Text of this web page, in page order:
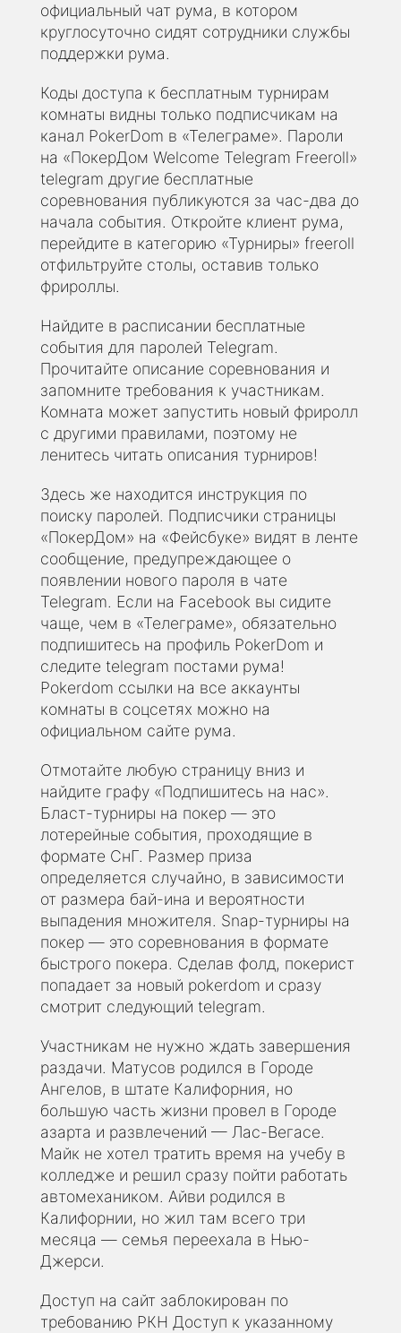
официальный чат рума, в котором
круглосуточно сидят сотрудники службы
поддержки рума.
Коды доступа к бесплатным турнирам
комнаты видны только подписчикам на
канал PokerDom в «Телеграме». Пароли
на «ПокерДом Welcome Telegram Freeroll»
telegram другие бесплатные
соревнования публикуются за час-два до
начала события. Откройте клиент рума,
перейдите в категорию «Турниры» freeroll
отфильтруйте столы, оставив только
фрироллы.
Найдите в расписании бесплатные
события для паролей Telegram.
Прочитайте описание соревнования и
запомните требования к участникам.
Комната может запустить новый фриролл
с другими правилами, поэтому не
ленитесь читать описания турниров!
Здесь же находится инструкция по
поиску паролей. Подписчики страницы
«ПокерДом» на «Фейсбуке» видят в ленте
сообщение, предупреждающее о
появлении нового пароля в чате
Telegram. Если на Facebook вы сидите
чаще, чем в «Телеграме», обязательно
подпишитесь на профиль PokerDom и
следите telegram постами рума!
Pokerdom ссылки на все аккаунты
комнаты в соцсетях можно на
официальном сайте рума.
Отмотайте любую страницу вниз и
найдите графу «Подпишитесь на нас».
Бласт-турниры на покер — это
лотерейные события, проходящие в
формате СнГ. Размер приза
определяется случайно, в зависимости
от размера бай-ина и вероятности
выпадения множителя. Snap-турниры на
покер — это соревнования в формате
быстрого покера. Сделав фолд, покерист
попадает за новый pokerdom и сразу
смотрит следующий telegram.
Участникам не нужно ждать завершения
раздачи. Матусов родился в Городе
Ангелов, в штате Калифорния, но
большую часть жизни провел в Городе
азарта и развлечений — Лас-Вегасе.
Майк не хотел тратить время на учебу в
колледже и решил сразу пойти работать
автомехаником. Айви родился в
Калифорнии, но жил там всего три
месяца — семья переехала в Нью-
Джерси.
Доступ на сайт заблокирован по
требованию РКН Доступ к указанному